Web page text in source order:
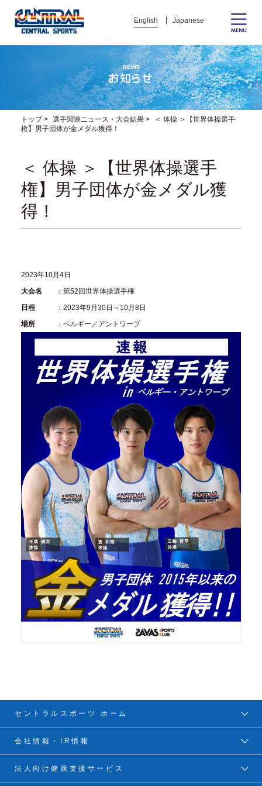
English Japanese
トップ> 選手関連ニュース・大会結果>
＜ 体操 ＞【世界体操選手
権】男子団体が金メダル獲得！
＜ 体操 ＞【世界体操選手
権】男子団体が金メダル獲
得！
2023年10月4日
大会名
：第52回世界体操選手権
日程
：2023年9月30日～10月8日
場所
：ベルギー／アントワープ
セントラルスポーツ ホーム
会社情報・IR情報
法人向け健康支援サービス